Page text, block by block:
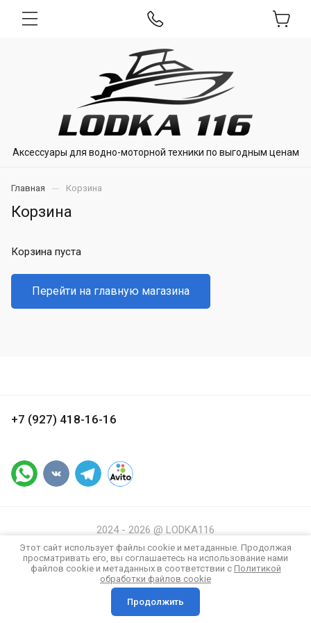
Аксессуары для водно-моторной техники по выгодным ценам
Главная Корзина
Корзина
Корзина пуста
Перейти на главную магазина
+7 (927) 418-16-16
2024 - 2026 @ LODKA116
Политика конфиденциальности
Заказ, разработка,создание сайтовв студии Мегагрупп.
Этот сайт использует файлы cookie и метаданные. Продолжая
просматривать его, вы соглашаетесь на использование нами
файлов cookie и метаданных в соответствии с Политикой
обработки файлов cookie
Продолжить